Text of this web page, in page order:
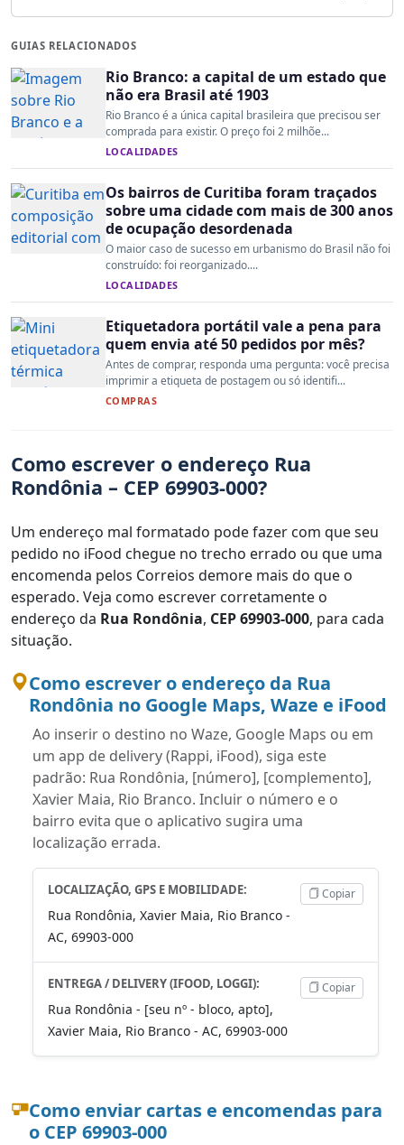
GUIAS RELACIONADOS
Rio Branco: a capital de um estado que
não era Brasil até 1903
Rio Branco é a única capital brasileira que precisou ser
comprada para existir. O preço foi 2 milhõe...
LOCALIDADES
Os bairros de Curitiba foram traçados
sobre uma cidade com mais de 300 anos
de ocupação desordenada
O maior caso de sucesso em urbanismo do Brasil não foi
construído: foi reorganizado....
LOCALIDADES
Etiquetadora portátil vale a pena para
quem envia até 50 pedidos por mês?
Antes de comprar, responda uma pergunta: você precisa
imprimir a etiqueta de postagem ou só identifi...
COMPRAS
Como escrever o endereço Rua
Rondônia – CEP 69903-000?
Um endereço mal formatado pode fazer com que seu
pedido no iFood chegue no trecho errado ou que uma
encomenda pelos Correios demore mais do que o
esperado. Veja como escrever corretamente o
endereço da Rua Rondônia, CEP 69903-000, para cada
situação.
Como escrever o endereço da Rua
Rondônia no Google Maps, Waze e iFood
Ao inserir o destino no Waze, Google Maps ou em
um app de delivery (Rappi, iFood), siga este
padrão: Rua Rondônia, [número], [complemento],
Xavier Maia, Rio Branco. Incluir o número e o
bairro evita que o aplicativo sugira uma
localização errada.
LOCALIZAÇÃO, GPS E MOBILIDADE:
Rua Rondônia, Xavier Maia, Rio Branco -
AC, 69903-000
Copiar
ENTREGA / DELIVERY (IFOOD, LOGGI):
Rua Rondônia - [seu nº - bloco, apto],
Xavier Maia, Rio Branco - AC, 69903-000
Copiar
Como enviar cartas e encomendas para
o CEP 69903-000